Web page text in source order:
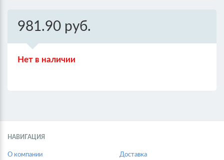
981.90 руб.
Нет в наличии
НАВИГАЦИЯ
О компании Доставка